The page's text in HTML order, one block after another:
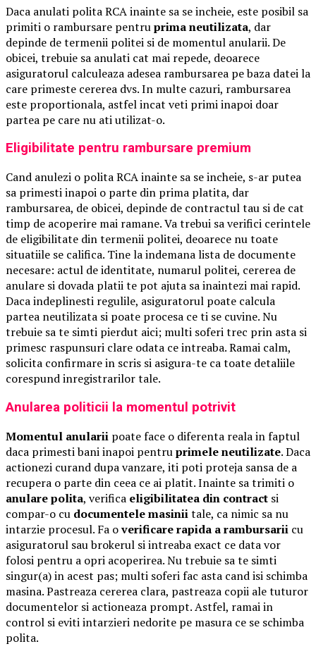
Daca anulati polita RCA inainte sa se incheie, este posibil sa
primiti o rambursare pentruprima neutilizata, dar
depinde de termenii politei si de momentul anularii. De
obicei, trebuie sa anulati cat mai repede, deoarece
asiguratorul calculeaza adesea rambursarea pe baza datei la
care primeste cererea dvs. In multe cazuri, rambursarea
este proportionala, astfel incat veti primi inapoi doar
partea pe care nu ati utilizat-o.
Eligibilitate pentru rambursare premium
Cand anulezi o polita RCA inainte sa se incheie, s-ar putea
sa primesti inapoi o parte din prima platita, dar
rambursarea, de obicei, depinde de contractul tau si de cat
timp de acoperire mai ramane. Va trebui sa verifici cerintele
de eligibilitate din termenii politei, deoarece nu toate
situatiile se califica. Tine la indemana lista de documente
necesare: actul de identitate, numarul politei, cererea de
anulare si dovada platii te pot ajuta sa inaintezi mai rapid.
Daca indeplinesti regulile, asiguratorul poate calcula
partea neutilizata si poate procesa ce ti se cuvine. Nu
trebuie sa te simti pierdut aici; multi soferi trec prin asta si
primesc raspunsuri clare odata ce intreaba. Ramai calm,
solicita confirmare in scris si asigura-te ca toate detaliile
corespund inregistrarilor tale.
Anularea politicii la momentul potrivit
Momentul anularii poate face o diferenta reala in faptul
daca primesti bani inapoi pentruprimele neutilizate. Daca
actionezi curand dupa vanzare, iti poti proteja sansa de a
recupera o parte din ceea ce ai platit. Inainte sa trimiti o
anulare polita, verifica eligibilitatea din contract si
compar-o cu documentele masiniitale, ca nimic sa nu
intarzie procesul. Fa overificare rapida a rambursarii cu
asiguratorul sau brokerul si intreaba exact ce data vor
folosi pentru a opri acoperirea. Nu trebuie sa te simti
singur(a) in acest pas; multi soferi fac asta cand isi schimba
masina. Pastreaza cererea clara, pastreaza copii ale tuturor
documentelor si actioneaza prompt. Astfel, ramai in
control si eviti intarzieri nedorite pe masura ce se schimba
polita.